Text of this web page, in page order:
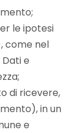
le ipotesi
come nel
e
di ricevere,
in un
e